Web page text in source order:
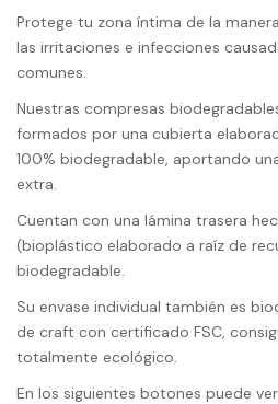
Protege tu zona íntima de la
las irritaciones e infecciones
comunes.
Nuestras compresas
formados por una cubierta
100% biodegradable, aportando
extra.
Cuentan con una lámina trasera
(bioplástico elaborado a raíz de
biodegradable.
Su envase individual también es
de craft con certificado FSC,
totalmente ecológico.
En los siguientes botones puede